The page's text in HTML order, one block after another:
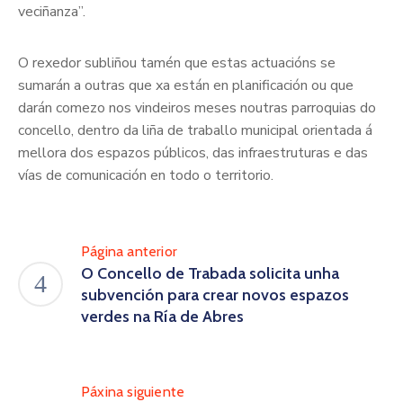
veciñanza”.
O rexedor subliñou tamén que estas actuacións se
sumarán a outras que xa están en planificación ou que
darán comezo nos vindeiros meses noutras parroquias do
concello, dentro da liña de traballo municipal orientada á
mellora dos espazos públicos, das infraestruturas e das
vías de comunicación en todo o territorio.
Página anterior
O Concello de Trabada solicita unha
subvención para crear novos espazos
verdes na Ría de Abres
Páxina siguiente